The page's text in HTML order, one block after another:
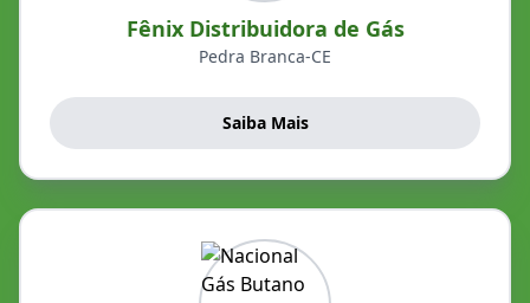
Fênix Distribuidora de Gás
Pedra Branca-CE
Saiba Mais